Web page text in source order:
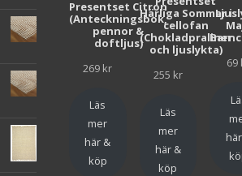
Presentset Citron
(Anteckningsbok,
pennor &
doftljus)
269 kr
Läs
mer
här &
köp
Härliga Sommar i
cellofan
(Chokladpraliner
och ljuslykta)
255 kr
Läs
mer
här &
köp
69